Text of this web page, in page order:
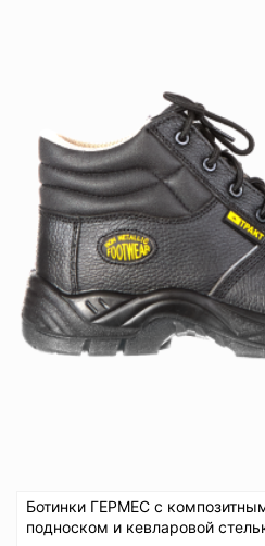
Ботинки ГЕРМЕС с
подноском и кевларовой